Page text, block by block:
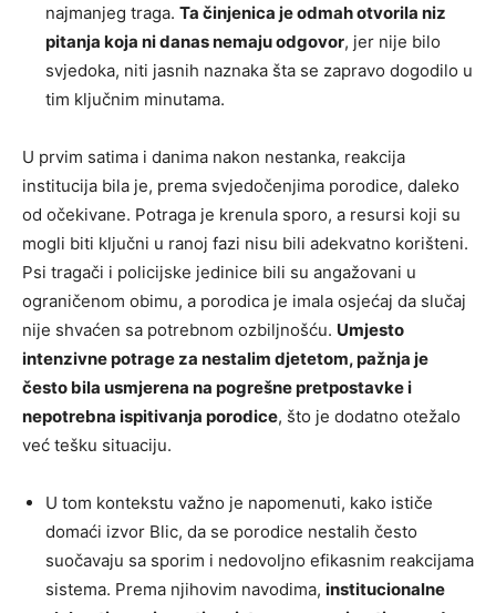
najmanjeg traga. Ta činjenica je odmah otvorila niz
pitanja koja ni danas nemaju odgovor, jer nije bilo
svjedoka, niti jasnih naznaka šta se zapravo dogodilo u
tim ključnim minutama.
U prvim satima i danima nakon nestanka, reakcija
institucija bila je, prema svjedočenjima porodice, daleko
od očekivane. Potraga je krenula sporo, a resursi koji su
mogli biti ključni u ranoj fazi nisu bili adekvatno korišteni.
Psi tragači i policijske jedinice bili su angažovani u
ograničenom obimu, a porodica je imala osjećaj da slučaj
nije shvaćen sa potrebnom ozbiljnošću. Umjesto
intenzivne potrage za nestalim djetetom, pažnja je
često bila usmjerena na pogrešne pretpostavke i
nepotrebna ispitivanja porodice, što je dodatno otežalo
već tešku situaciju.
U tom kontekstu važno je napomenuti, kako ističe
domaći izvor Blic, da se porodice nestalih često
suočavaju sa sporim i nedovoljno efikasnim reakcijama
sistema. Prema njihovim navodima, institucionalne